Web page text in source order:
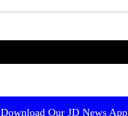
Download Our JD News App